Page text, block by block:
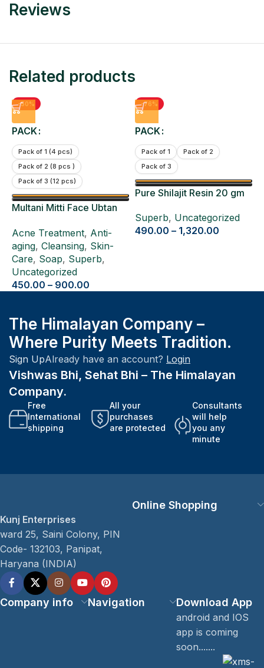
Reviews
Related products
-50%
PACK
Pack of 1 (4 pcs)
Pack of 2 (8 pcs )
Pack of 3 (12 pcs)
Multani Mitti Face Ubtan
Acne Treatment, Anti-
aging, Cleansing, Skin-
Care, Soap, Superb,
Uncategorized
450.00 – 900.00
-76%
PACK
Pack of 1
Pack of 2
Pack of 3
Pure Shilajit Resin 20 gm
Superb, Uncategorized
490.00 – 1,320.00
The Himalayan Company –
Where Purity Meets Tradition.
Sign UpAlready have an account? Login
Vishwas Bhi, Sehat Bhi – The Himalayan
Company.
Free
International
shipping
All your
purchases
are protected
Consultants
will help
you any
minute
Kunj Enterprises
ward 25, Saini Colony, PIN
Code- 132103, Panipat,
Haryana (INDIA)
Online Shopping
Company info Navigation Download App
android and IOS
app is coming
soon.......